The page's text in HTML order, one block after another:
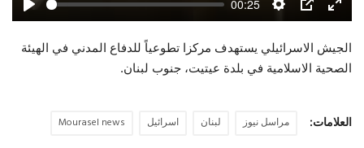
Play
00:25
Settings
PIP
Enter
الجيش الاسرائيلي يستهدف مركزا تطوعياً للدفاع المدني في الهيئة
الصحية الاسلامية في بلدة عيتيت، جنوب لبنان.
العلامات: مراسل نيوز لبنان اسرائيل Mourasel news